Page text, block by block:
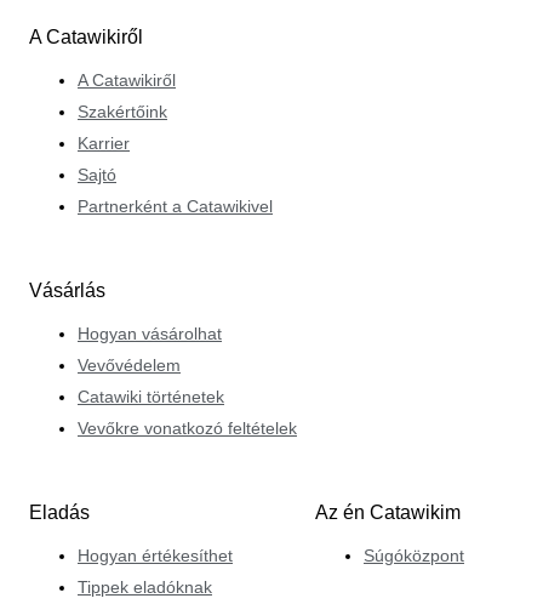
A Catawikiről
A Catawikiről
Szakértőink
Karrier
Sajtó
Partnerként a Catawikivel
Vásárlás
Hogyan vásárolhat
Vevővédelem
Catawiki történetek
Vevőkre vonatkozó feltételek
Eladás
Hogyan értékesíthet
Tippek eladóknak
Az én Catawikim
Súgóközpont